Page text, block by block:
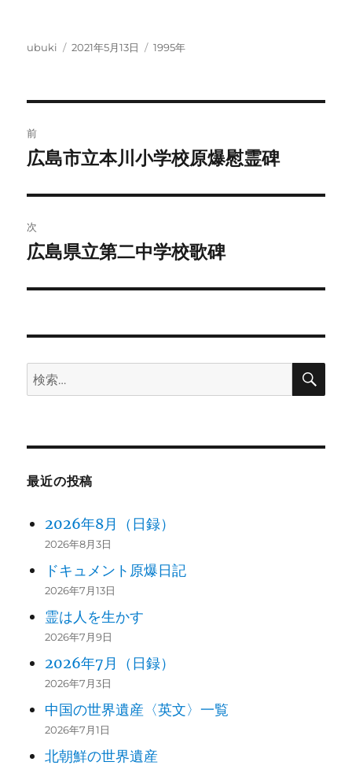
投
ubuki
投
2021年5月13日
カ
1995年
稿
ビ
ゲ
ー
ン
前
前
投
稿:
広島市立本川小学校原爆慰霊碑
次
次
投
広島県立第二中学校歌碑
検
索:
検
最近の投稿
2026年8月（日録）
2026年8月3日
ドキュメント原爆日記
2026年7月13日
霊は人を生かす
2026年7月9日
2026年7月（日録）
2026年7月3日
中国の世界遺産〈英文〉一覧
2026年7月1日
北朝鮮の世界遺産